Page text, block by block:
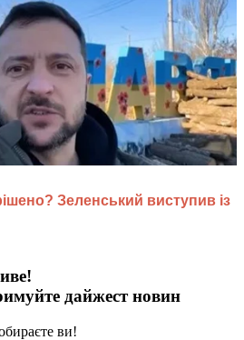
дайжест новин
ви!